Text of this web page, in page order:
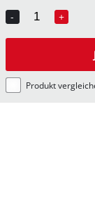
-
Quantity
+
Produkt